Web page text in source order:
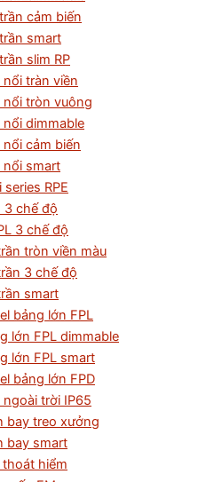
cảm biến
smart
slim RP
tràn viền
nổi tròn vuông
dimmable
cảm biến
nổi smart
RPE
3 chế độ
3 chế độ
tròn viền màu
3 chế độ
smart
bảng lớn FPL
lớn FPL dimmable
lớn FPL smart
bảng lớn FPD
trời IP65
bay treo xưởng
bay smart
thoát hiểm